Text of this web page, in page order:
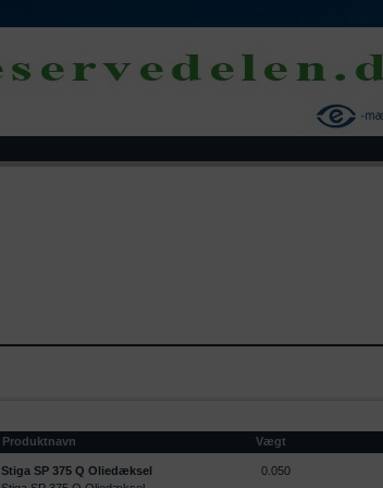
Produktnavn Vægt
Stiga SP 375 Q Oliedæksel
0.050